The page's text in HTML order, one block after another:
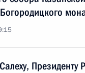
Президенту